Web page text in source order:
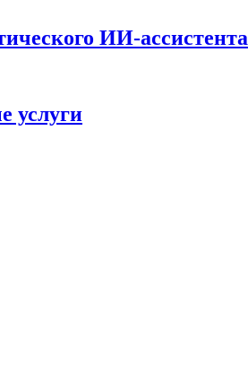
ИИ-ассистента
услуги